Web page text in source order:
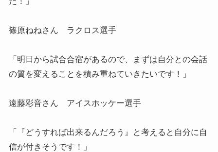
篠原ねねさん ラクロス選手
「明日から試合合宿があるので、まずは自分との会話
の質を変えることを積み重ねていきたいです！」
遠藤彩音さん アイスホッケー選手
「『どうすれば出来るんだろう』と考えると自分に自
信が付きそうです！」